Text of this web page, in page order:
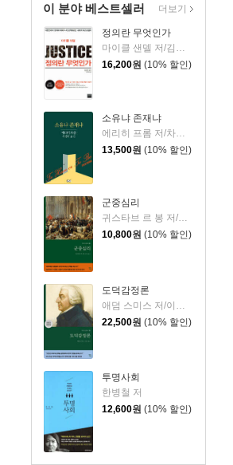
이 분야 베스트셀러
정의란 무엇인가
16,200원 (10% 할인)
소유냐 존재냐
에리히 프롬 저/차경아 역
13,500원 (10% 할인)
군중심리
귀스타브 르 봉 저/강주헌 역
10,800원 (10% 할인)
도덕감정론
22,500원 (10% 할인)
투명사회
한병철 저
12,600원 (10% 할인)
더보기